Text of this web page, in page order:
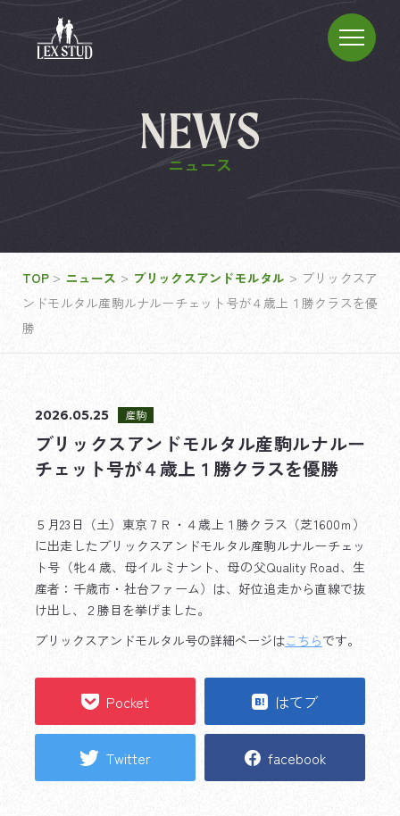
NEWS
ニュース
TOP > ニュース > ブリックスアンドモルタル > ブリックスア
ンドモルタル産駒ルナルーチェット号が４歳上１勝クラスを優
勝
2026.05.25 産駒
ブリックスアンドモルタル産駒ルナルー
チェット号が４歳上１勝クラスを優勝
５月23日（土）東京７Ｒ・４歳上１勝クラス（芝1600ｍ）
に出走したブリックスアンドモルタル産駒ルナルーチェッ
ト号（牝４歳、母イルミナント、母の父Quality Road、生
産者：千歳市・社台ファーム）は、好位追走から直線で抜
け出し、２勝目を挙げました。
ブリックスアンドモルタル号の詳細ページはこちらです。
Pocket はてブ
Twitter facebook